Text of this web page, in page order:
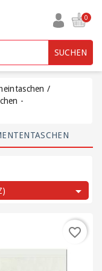
0
SUCHEN
/
-

favorite_border